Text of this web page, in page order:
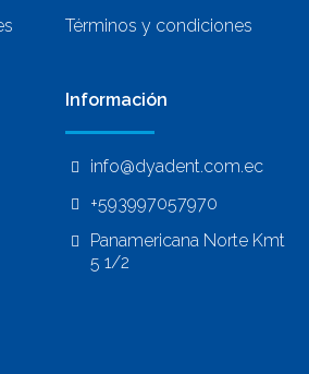
Términos y condiciones
Información
info@dyadent.com.ec
+593997057970
Panamericana Norte Kmt
5 1/2